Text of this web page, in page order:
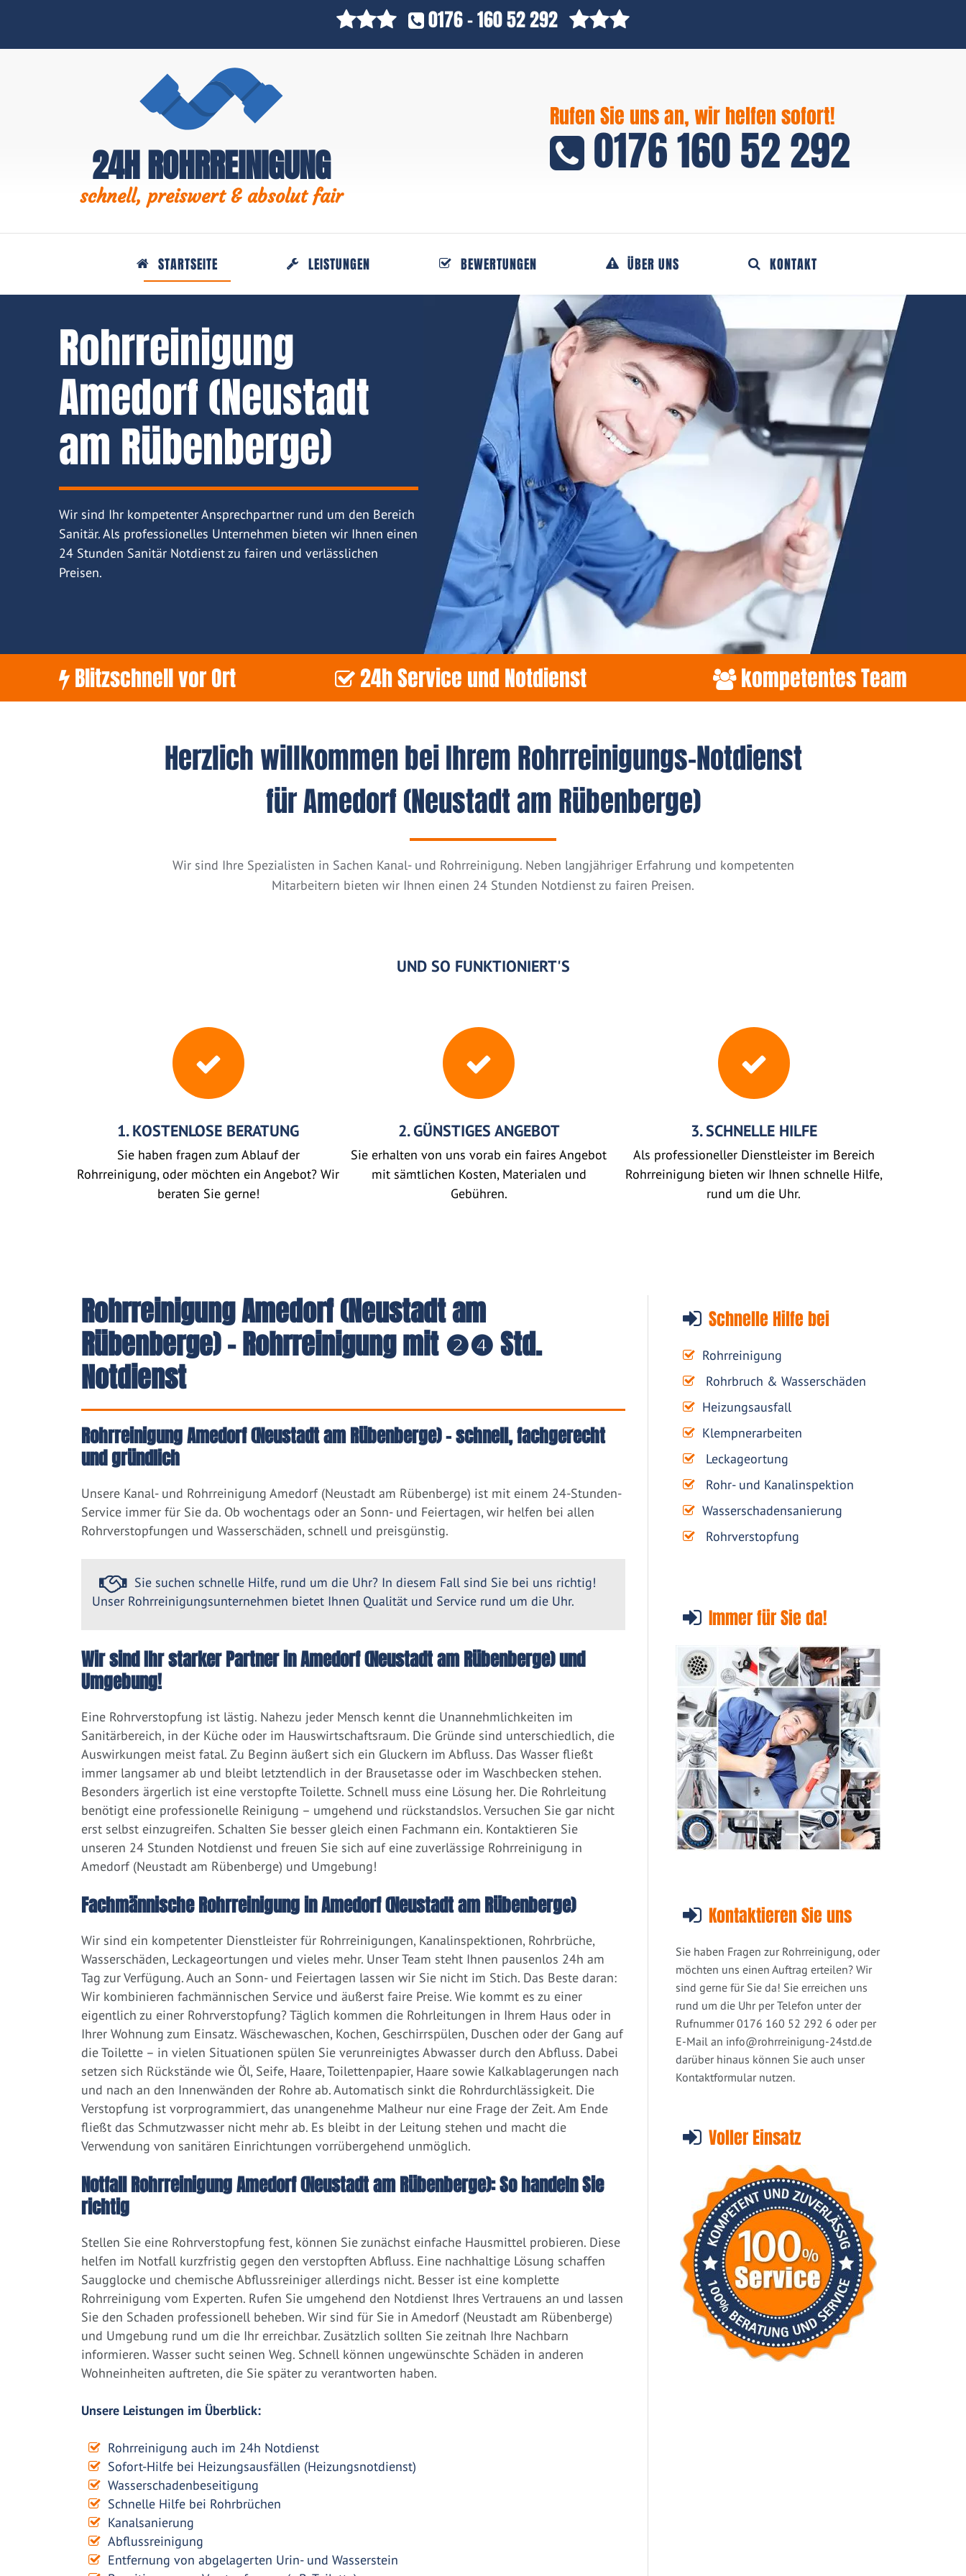
0176 - 160 52 292
Rufen Sie uns an, wir helfen sofort!
0176 160 52 292
24H ROHRREINIGUNG
schnell, preiswert & absolut fair
STARTSEITE LEISTUNGEN BEWERTUNGEN ÜBER UNS KONTAKT
Rohrreinigung
Amedorf (Neustadt
am Rübenberge)
Wir sind Ihr kompetenter Ansprechpartner rund um den Bereich
Sanitär. Als professionelles Unternehmen bieten wir Ihnen einen
24 Stunden Sanitär Notdienst zu fairen und verlässlichen
Preisen.
Blitzschnell vor Ort 24h Service und Notdienst kompetentes Team
Herzlich willkommen bei Ihrem Rohrreinigungs-Notdienst
für Amedorf (Neustadt am Rübenberge)
Wir sind Ihre Spezialisten in Sachen Kanal- und Rohrreinigung. Neben langjähriger Erfahrung und kompetenten
Mitarbeitern bieten wir Ihnen einen 24 Stunden Notdienst zu fairen Preisen.
UND SO FUNKTIONIERT'S
1. KOSTENLOSE BERATUNG
Sie haben fragen zum Ablauf der
Rohrreinigung, oder möchten ein Angebot? Wir
beraten Sie gerne!
2. GÜNSTIGES ANGEBOT
Sie erhalten von uns vorab ein faires Angebot
mit sämtlichen Kosten, Materialen und
Gebühren.
3. SCHNELLE HILFE
Als professioneller Dienstleister im Bereich
Rohrreinigung bieten wir Ihnen schnelle Hilfe,
rund um die Uhr.
Schnelle Hilfe bei
Rohrreinigung
Rohrbruch & Wasserschäden
Heizungsausfall
Klempnerarbeiten
Leckageortung
Rohr- und Kanalinspektion
Wasserschadensanierung
Rohrverstopfung
Immer für Sie da!
Kontaktieren Sie uns
Sie haben Fragen zur Rohrreinigung, oder
möchten uns einen Auftrag erteilen? Wir
sind gerne für Sie da! Sie erreichen uns
rund um die Uhr per Telefon unter der
Rufnummer 0176 160 52 292 6 oder per
E-Mail an info@rohrreinigung-24std.de
darüber hinaus können Sie auch unser
Kontaktformular nutzen.
Rohrreinigung Amedorf (Neustadt am
Rübenberge) - Rohrreinigung mit ❷❹ Std.
Notdienst
Rohrreinigung Amedorf (Neustadt am Rübenberge) – schnell, fachgerecht
und gründlich
Unsere Kanal- und Rohrreinigung Amedorf (Neustadt am Rübenberge) ist mit einem 24-Stunden-
Service immer für Sie da. Ob wochentags oder an Sonn- und Feiertagen, wir helfen bei allen
Rohrverstopfungen und Wasserschäden, schnell und preisgünstig.
Sie suchen schnelle Hilfe, rund um die Uhr? In diesem Fall sind Sie bei uns richtig!
Unser Rohrreinigungsunternehmen bietet Ihnen Qualität und Service rund um die Uhr.
Wir sind Ihr starker Partner in Amedorf (Neustadt am Rübenberge) und
Umgebung!
Eine Rohrverstopfung ist lästig. Nahezu jeder Mensch kennt die Unannehmlichkeiten im
Sanitärbereich, in der Küche oder im Hauswirtschaftsraum. Die Gründe sind unterschiedlich, die
Auswirkungen meist fatal. Zu Beginn äußert sich ein Gluckern im Abfluss. Das Wasser fließt
immer langsamer ab und bleibt letztendlich in der Brausetasse oder im Waschbecken stehen.
Besonders ärgerlich ist eine verstopfte Toilette. Schnell muss eine Lösung her. Die Rohrleitung
benötigt eine professionelle Reinigung – umgehend und rückstandslos. Versuchen Sie gar nicht
erst selbst einzugreifen. Schalten Sie besser gleich einen Fachmann ein. Kontaktieren Sie
unseren 24 Stunden Notdienst und freuen Sie sich auf eine zuverlässige Rohrreinigung in
Amedorf (Neustadt am Rübenberge) und Umgebung!
Fachmännische Rohrreinigung in Amedorf (Neustadt am Rübenberge)
Wir sind ein kompetenter Dienstleister für Rohrreinigungen, Kanalinspektionen, Rohrbrüche,
Wasserschäden, Leckageortungen und vieles mehr. Unser Team steht Ihnen pausenlos 24h am
Tag zur Verfügung. Auch an Sonn- und Feiertagen lassen wir Sie nicht im Stich. Das Beste daran:
Wir kombinieren fachmännischen Service und äußerst faire Preise. Wie kommt es zu einer
eigentlich zu einer Rohrverstopfung? Täglich kommen die Rohrleitungen in Ihrem Haus oder in
Ihrer Wohnung zum Einsatz. Wäschewaschen, Kochen, Geschirrspülen, Duschen oder der Gang auf
die Toilette – in vielen Situationen spülen Sie verunreinigtes Abwasser durch den Abfluss. Dabei
setzen sich Rückstände wie Öl, Seife, Haare, Toilettenpapier, Haare sowie Kalkablagerungen nach
und nach an den Innenwänden der Rohre ab. Automatisch sinkt die Rohrdurchlässigkeit. Die
Verstopfung ist vorprogrammiert, das unangenehme Malheur nur eine Frage der Zeit. Am Ende
fließt das Schmutzwasser nicht mehr ab. Es bleibt in der Leitung stehen und macht die
Verwendung von sanitären Einrichtungen vorrübergehend unmöglich.
Notfall Rohrreinigung Amedorf (Neustadt am Rübenberge): So handeln Sie
richtig
Stellen Sie eine Rohrverstopfung fest, können Sie zunächst einfache Hausmittel probieren. Diese
helfen im Notfall kurzfristig gegen den verstopften Abfluss. Eine nachhaltige Lösung schaffen
Saugglocke und chemische Abflussreiniger allerdings nicht. Besser ist eine komplette
Rohrreinigung vom Experten. Rufen Sie umgehend den Notdienst Ihres Vertrauens an und lassen
Sie den Schaden professionell beheben. Wir sind für Sie in Amedorf (Neustadt am Rübenberge)
und Umgebung rund um die Ihr erreichbar. Zusätzlich sollten Sie zeitnah Ihre Nachbarn
informieren. Wasser sucht seinen Weg. Schnell können ungewünschte Schäden in anderen
Wohneinheiten auftreten, die Sie später zu verantworten haben.
Unsere Leistungen im Überblick:
Rohrreinigung auch im 24h Notdienst
Sofort-Hilfe bei Heizungsausfällen (Heizungsnotdienst)
Wasserschadenbeseitigung
Schnelle Hilfe bei Rohrbrüchen
Kanalsanierung
Abflussreinigung
Entfernung von abgelagerten Urin- und Wasserstein
Voller Einsatz